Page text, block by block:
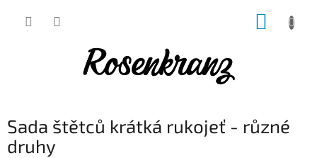
Sada štětců krátká rukojeť - různé
druhy